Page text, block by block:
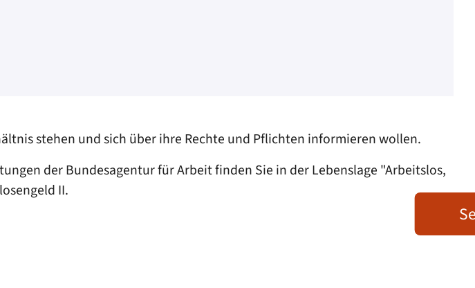
stehen und sich über ihre Rechte und Pflichten informieren wollen.
der Bundesagentur für Arbeit finden Sie in der Lebenslage "Arbeitslos,
II.